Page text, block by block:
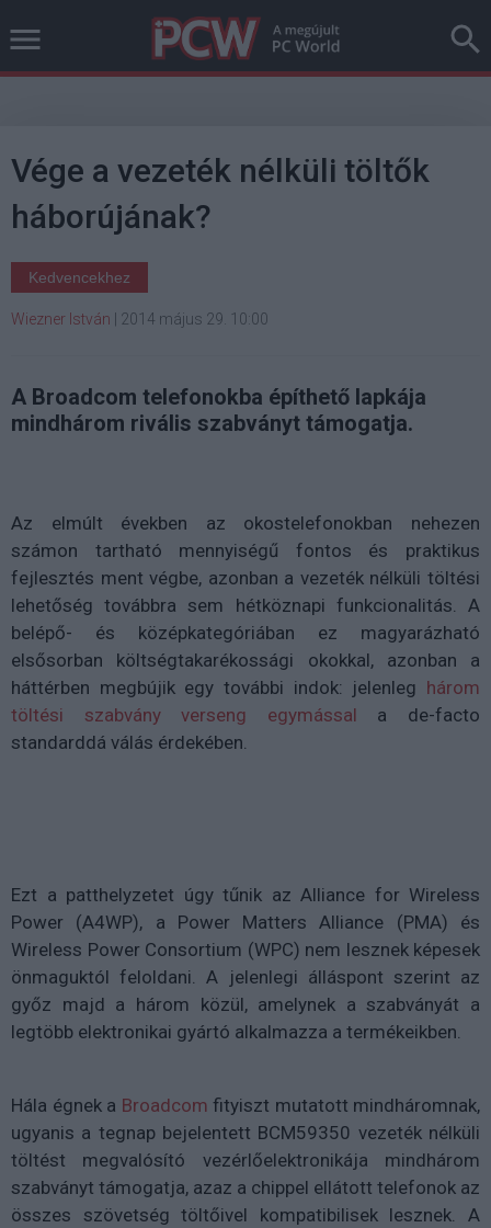
Vége a vezeték nélküli töltők
háborújának?
Kedvencekhez
Wiezner István 2014 május 29. 10:00
A Broadcom telefonokba építhető lapkája
mindhárom rivális szabványt támogatja.
Az elmúlt években az okostelefonokban nehezen
számon tartható mennyiségű fontos és praktikus
fejlesztés ment végbe, azonban a vezeték nélküli töltési
lehetőség továbbra sem hétköznapi funkcionalitás. A
belépő- és középkategóriában ez magyarázható
elsősorban költségtakarékossági okokkal, azonban a
háttérben megbújik egy további indok: jelenleg három
töltési szabvány verseng egymással a de-facto
standarddá válás érdekében.
Ezt a patthelyzetet úgy tűnik az Alliance for Wireless
Power (A4WP), a Power Matters Alliance (PMA) és
Wireless Power Consortium (WPC) nem lesznek képesek
önmaguktól feloldani. A jelenlegi álláspont szerint az
győz majd a három közül, amelynek a szabványát a
legtöbb elektronikai gyártó alkalmazza a termékeikben.
Hála égnek a Broadcom fityiszt mutatott mindháromnak,
ugyanis a tegnap bejelentett BCM59350 vezeték nélküli
töltést megvalósító vezérlőelektronikája mindhárom
szabványt támogatja, azaz a chippel ellátott telefonok az
összes szövetség töltőivel kompatibilisek lesznek. A